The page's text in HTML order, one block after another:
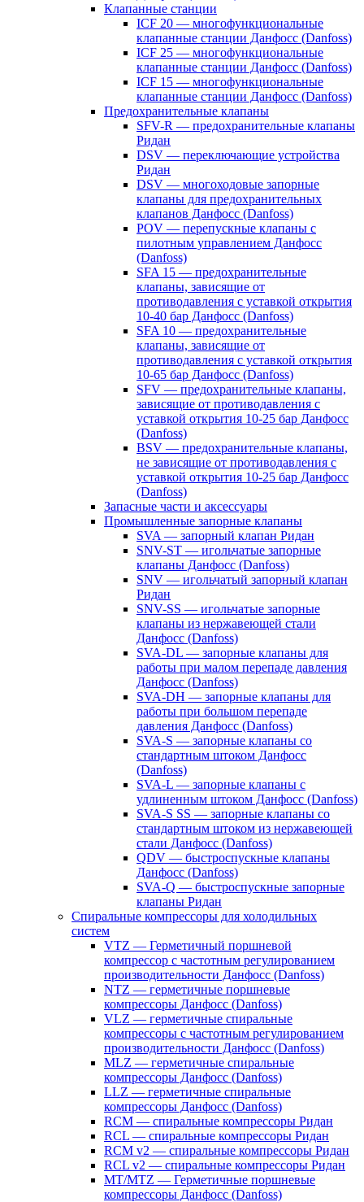
Клапанные станции
ICF 20 — многофункциональные
клапанные станции Данфосс (Danfoss)
ICF 25 — многофункциональные
клапанные станции Данфосс (Danfoss)
ICF 15 — многофункциональные
клапанные станции Данфосс (Danfoss)
Предохранительные клапаны
SFV-R — предохранительные клапаны
Ридан
DSV — переключающие устройства
Ридан
DSV — многоходовые запорные
клапаны для предохранительных
клапанов Данфосс (Danfoss)
POV — перепускные клапаны с
пилотным управлением Данфосс
(Danfoss)
SFA 15 — предохранительные
клапаны, зависящие от
противодавления с уставкой открытия
10-40 бар Данфосс (Danfoss)
SFA 10 — предохранительные
клапаны, зависящие от
противодавления с уставкой открытия
10-65 бар Данфосс (Danfoss)
SFV — предохранительные клапаны,
зависящие от противодавления с
уставкой открытия 10-25 бар Данфосс
(Danfoss)
BSV — предохранительные клапаны,
не зависящие от противодавления с
уставкой открытия 10-25 бар Данфосс
(Danfoss)
Запасные части и аксессуары
Промышленные запорные клапаны
SVA — запорный клапан Ридан
SNV-ST — игольчатые запорные
клапаны Данфосс (Danfoss)
SNV — игольчатый запорный клапан
Ридан
SNV-SS — игольчатые запорные
клапаны из нержавеющей стали
Данфосс (Danfoss)
SVA-DL — запорные клапаны для
работы при малом перепаде давления
Данфосс (Danfoss)
SVA-DH — запорные клапаны для
работы при большом перепаде
давления Данфосс (Danfoss)
SVA-S — запорные клапаны со
стандартным штоком Данфосс
(Danfoss)
SVA-L — запорные клапаны с
удлиненным штоком Данфосс (Danfoss)
SVA-S SS — запорные клапаны со
стандартным штоком из нержавеющей
стали Данфосс (Danfoss)
QDV — быстроспускные клапаны
Данфосс (Danfoss)
SVA-Q — быстроспускные запорные
клапаны Ридан
Спиральные компрессоры для холодильных
систем
VTZ — Герметичный поршневой
компрессор с частотным регулированием
производительности Данфосс (Danfoss)
NTZ — герметичные поршневые
компрессоры Данфосс (Danfoss)
VLZ — герметичные спиральные
компрессоры с частотным регулированием
производительности Данфосс (Danfoss)
MLZ — герметичные спиральные
компрессоры Данфосс (Danfoss)
LLZ — герметичные спиральные
компрессоры Данфосс (Danfoss)
RCM — спиральные компрессоры Ридан
RCL — спиральные компрессоры Ридан
RCM v2 — спиральные компрессоры Ридан
RCL v2 — спиральные компрессоры Ридан
MT/MTZ — Герметичные поршневые
компрессоры Данфосс (Danfoss)